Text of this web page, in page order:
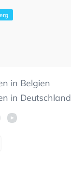
in Belgien
in Deutschland